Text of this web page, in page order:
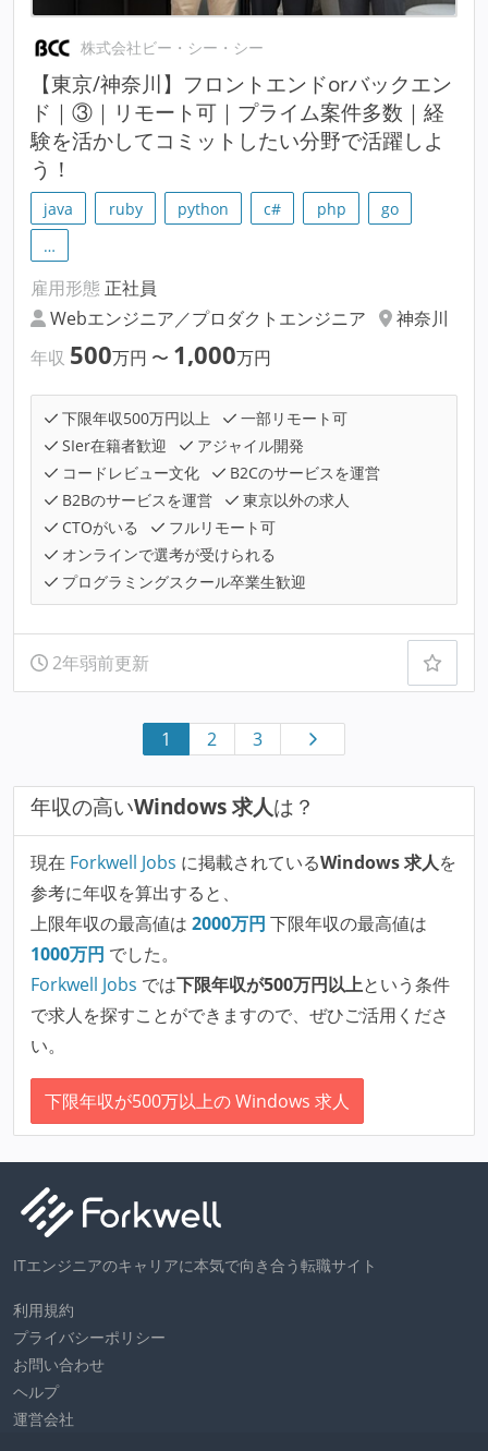
株式会社ビー・シー・シー
【東京/神奈川】フロントエンドorバックエン
ド｜③｜リモート可｜プライム案件多数｜経
験を活かしてコミットしたい分野で活躍しよ
う！
java ruby python c# php
go
…
雇用形態 正社員
Webエンジニア／プロダクトエンジニア
神奈川
年収 500万円 〜 1,000万円
下限年収500万円以上
一部リモート可
SIer在籍者歓迎
アジャイル開発
コードレビュー文化
B2Cのサービスを運営
B2Bのサービスを運営
東京以外の求人
CTOがいる
フルリモート可
オンラインで選考が受けられる
プログラミングスクール卒業生歓迎
2年弱前更新
1 2 3
年収の高いWindows 求人は？
現在 Forkwell Jobs に掲載されているWindows 求人を
参考に年収を算出すると、
上限年収の最高値は 2000万円 下限年収の最高値は
1000万円 でした。
Forkwell Jobs では下限年収が500万円以上という条件
で求人を探すことができますので、ぜひご活用くださ
い。
下限年収が500万以上の Windows 求人
ITエンジニアのキャリアに本気で向き合う転職サイト
利用規約
プライバシーポリシー
お問い合わせ
ヘルプ
運営会社